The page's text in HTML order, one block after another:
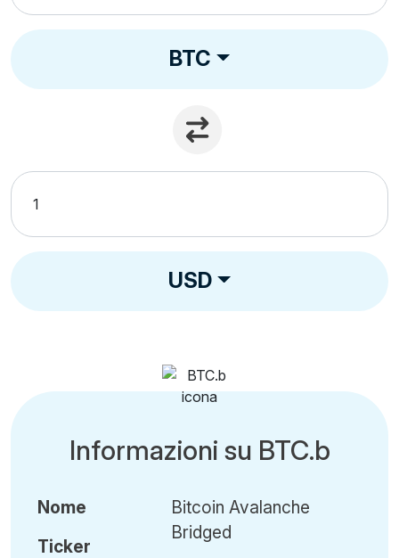
BTC
USD
Informazioni su BTC.b
Nome
Ticker
Bitcoin Avalanche
Bridged